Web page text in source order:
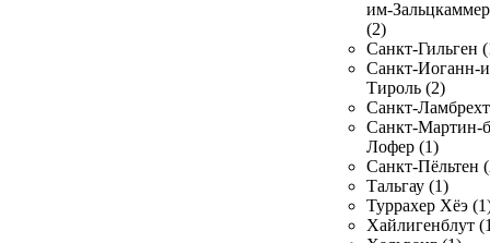
им-
(2)
Санкт-Гильген
Санкт-Иоганн-
Тироль (2)
Санкт-
Санкт-Мартин-
Лофер (1)
Санкт-Пёльтен
Тальгау (1)
Туррахер Хёэ
Хайлигенблут